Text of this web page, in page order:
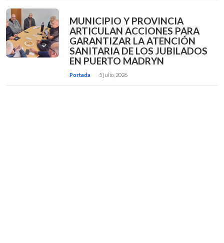
MUNICIPIO Y PROVINCIA
ARTICULAN ACCIONES PARA
GARANTIZAR LA ATENCIÓN
SANITARIA DE LOS JUBILADOS
EN PUERTO MADRYN
Portada 5 julio, 2026